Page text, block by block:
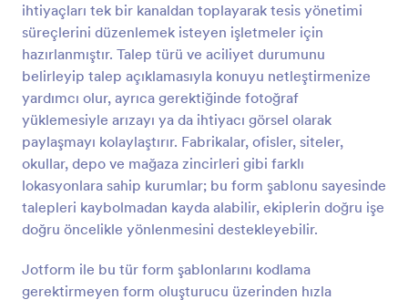
ihtiyaçları tek bir kanaldan toplayarak tesis yönetimi
süreçlerini düzenlemek isteyen işletmeler için
hazırlanmıştır. Talep türü ve aciliyet durumunu
belirleyip talep açıklamasıyla konuyu netleştirmenize
yardımcı olur, ayrıca gerektiğinde fotoğraf
yüklemesiyle arızayı ya da ihtiyacı görsel olarak
paylaşmayı kolaylaştırır. Fabrikalar, ofisler, siteler,
okullar, depo ve mağaza zincirleri gibi farklı
lokasyonlara sahip kurumlar; bu form şablonu sayesinde
talepleri kaybolmadan kayda alabilir, ekiplerin doğru işe
doğru öncelikle yönlenmesini destekleyebilir.
Jotform ile bu tür form şablonlarını kodlama
gerektirmeyen form oluşturucu üzerinden hızla
Önizleme